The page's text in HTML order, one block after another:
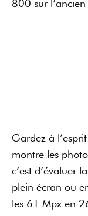
les 61 Mpx en
photo hybride
d’ailleurs les
4K, 30 FPS,
De plus,